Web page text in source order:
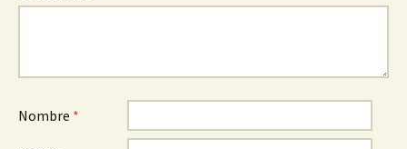
Nombre *